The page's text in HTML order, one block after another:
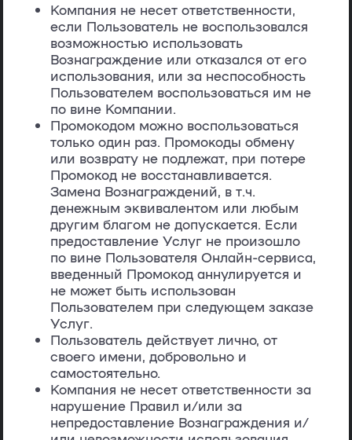
Компания не несет ответственности,
если Пользователь не воспользовался
возможностью использовать
Вознаграждение или отказался от его
использования, или за неспособность
Пользователем воспользоваться им не
по вине Компании.
Промокодом можно воспользоваться
только один раз. Промокоды обмену
или возврату не подлежат, при потере
Промокод не восстанавливается.
Замена Вознаграждений, в т.ч.
денежным эквивалентом или любым
другим благом не допускается. Если
предоставление Услуг не произошло
по вине Пользователя Онлайн-сервиса,
введенный Промокод аннулируется и
не может быть использован
Пользователем при следующем заказе
Услуг.
Пользователь действует лично, от
своего имени, добровольно и
самостоятельно.
Компания не несет ответственности за
нарушение Правил и/или за
непредоставление Вознаграждения и/